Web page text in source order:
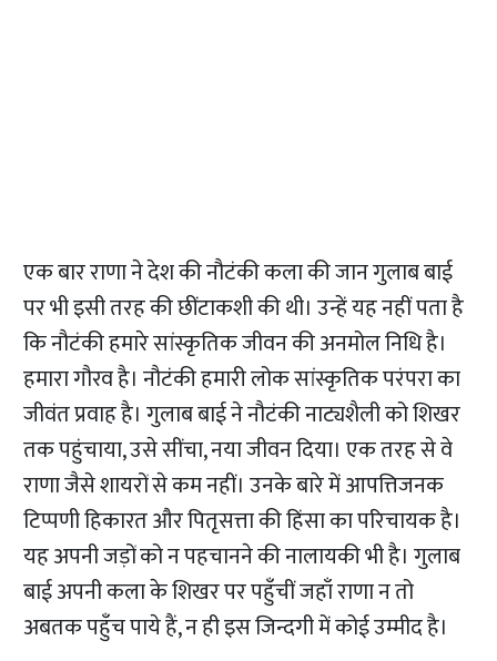
एक बार राणा ने देश की नौटंकी कला की जान गुलाब बाई
पर भी इसी तरह की छींटाकशी की थी। उन्हें यह नहीं पता है
कि नौटंकी हमारे सांस्कृतिक जीवन की अनमोल निधि है।
हमारा गौरव है। नौटंकी हमारी लोक सांस्कृतिक परंपरा का
जीवंत प्रवाह है। गुलाब बाई ने नौटंकी नाट्यशैली को शिखर
तक पहुंचाया, उसे सींचा, नया जीवन दिया। एक तरह से वे
राणा जैसे शायरों से कम नहीं। उनके बारे में आपत्तिजनक
टिप्पणी हिकारत और पितृसत्ता की हिंसा का परिचायक है।
यह अपनी जड़ों को न पहचानने की नालायकी भी है। गुलाब
बाई अपनी कला के शिखर पर पहुँचीं जहाँ राणा न तो
अबतक पहुँच पाये हैं, न ही इस जिन्दगी में कोई उम्मीद है।